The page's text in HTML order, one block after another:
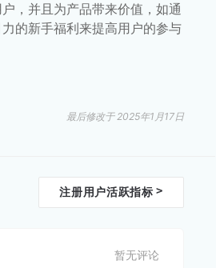
，并且为产品带来价值，如通
的新手福利来提高用户的参与
最后修改于 2025年1月17日
注册用户活跃指标>
暂无评论